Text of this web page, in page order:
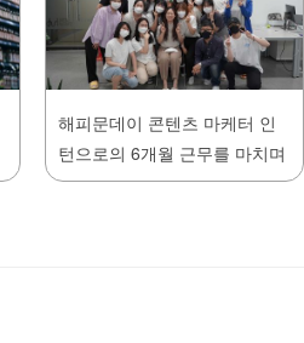
해피문데이 콘텐츠 마케터 인
턴으로의 6개월 근무를 마치며